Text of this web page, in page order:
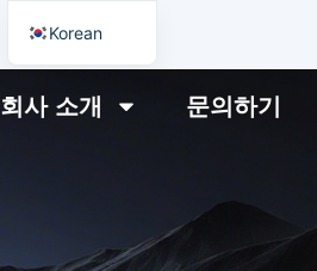
회사 소개 문의하기
Korean
English
German